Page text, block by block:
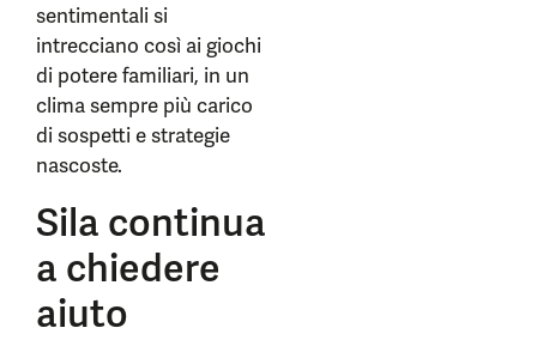
sentimentali si
intrecciano così ai giochi
di potere familiari, in un
clima sempre più carico
di sospetti e strategie
nascoste.
Sila continua
a chiedere
aiuto